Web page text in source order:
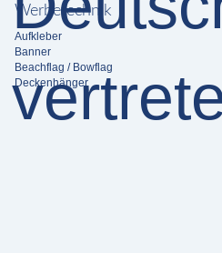
Werbetechnik
Aufkleber
Banner
Beachflag / Bowflag
Deckenhänger